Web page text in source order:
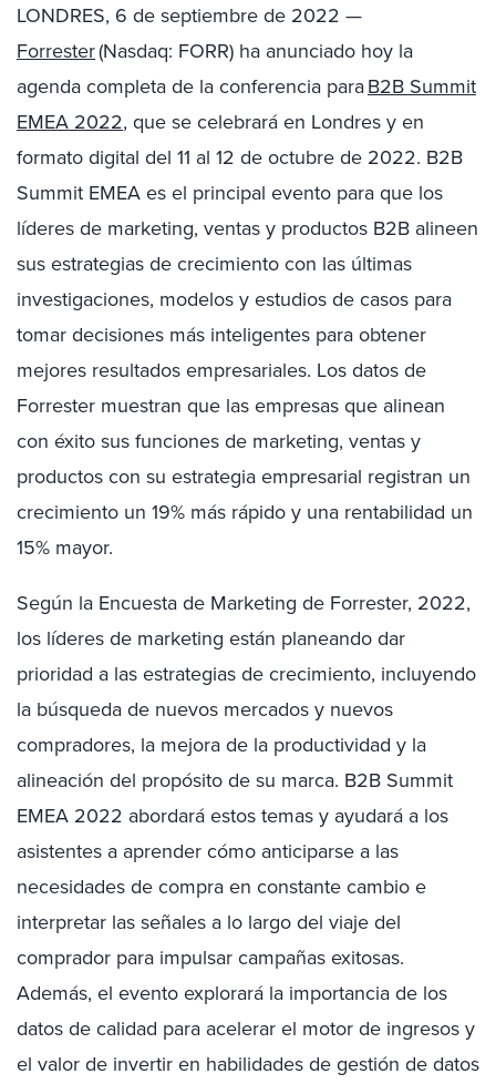
LONDRES, 6 de septiembre de 2022 —
Forrester(Nasdaq: FORR) ha anunciado hoy la
agenda completa de la conferencia paraB2B Summit
EMEA 2022, que se celebrará en Londres y en
formato digital del 11 al 12 de octubre de 2022. B2B
Summit EMEA es el principal evento para que los
líderes de marketing, ventas y productos B2B alineen
sus estrategias de crecimiento con las últimas
investigaciones, modelos y estudios de casos para
tomar decisiones más inteligentes para obtener
mejores resultados empresariales. Los datos de
Forrester muestran que las empresas que alinean
con éxito sus funciones de marketing, ventas y
productos con su estrategia empresarial registran un
crecimiento un 19% más rápido y una rentabilidad un
15% mayor.
Según la Encuesta de Marketing de Forrester, 2022,
los líderes de marketing están planeando dar
prioridad a las estrategias de crecimiento, incluyendo
la búsqueda de nuevos mercados y nuevos
compradores, la mejora de la productividad y la
alineación del propósito de su marca. B2B Summit
EMEA 2022 abordará estos temas y ayudará a los
asistentes a aprender cómo anticiparse a las
necesidades de compra en constante cambio e
interpretar las señales a lo largo del viaje del
comprador para impulsar campañas exitosas.
Además, el evento explorará la importancia de los
datos de calidad para acelerar el motor de ingresos y
el valor de invertir en habilidades de gestión de datos